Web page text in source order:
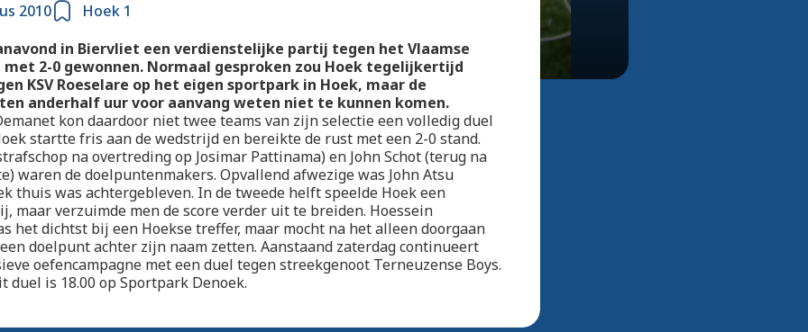
2010
Hoek 1
in Biervliet een verdienstelijke partij tegen het Vlaamse
met 2-0 gewonnen. Normaal gesproken zou Hoek tegelijkertijd
KSV Roeselare op het eigen sportpark in Hoek, maar de
anderhalf uur voor aanvang weten niet te kunnen komen.
kon daardoor niet twee teams van zijn selectie een volledig duel
startte fris aan de wedstrijd en bereikte de rust met een 2-0 stand.
na overtreding op Josimar Pattinama) en John Schot (terug na
waren de doelpuntenmakers. Opvallend afwezige was John Atsu
thuis was achtergebleven. In de tweede helft speelde Hoek een
maar verzuimde men de score verder uit te breiden. Hoessein
het dichtst bij een Hoekse treffer, maar mocht na het alleen doorgaan
doelpunt achter zijn naam zetten. Aanstaand zaterdag continueert
oefencampagne met een duel tegen streekgenoot Terneuzense Boys.
duel is 18.00 op Sportpark Denoek.